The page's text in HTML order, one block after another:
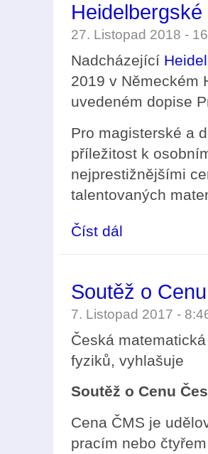
27. Listopad 2018 -
Nadcházející
2019 v Německém
uvedeném dopise
Pro magisterské a
příležitost k
nejprestižnějšími
talentovaných
Číst dál
Soutěž o
7. Listopad 2017 -
Česká
fyziků, vyhlašuje
Soutěž o Cenu
Cena ČMS je
pracím nebo